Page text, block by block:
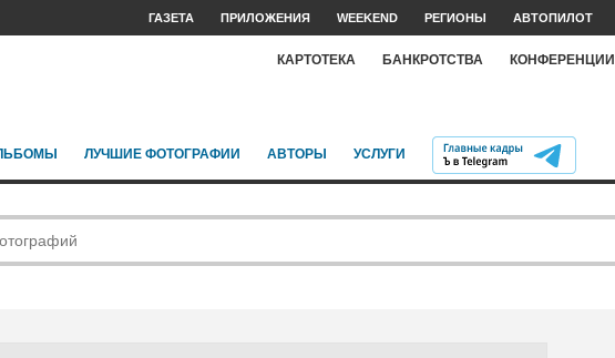
ГАЗЕТА ПРИЛОЖЕНИЯ WEEKEND РЕГИОНЫ АВТОПИЛОТ
КАРТОТЕКА БАНКРОТСТВА КОНФЕРЕНЦИИ
ЛУЧШИЕ ФОТОГРАФИИ АВТОРЫ УСЛУГИ